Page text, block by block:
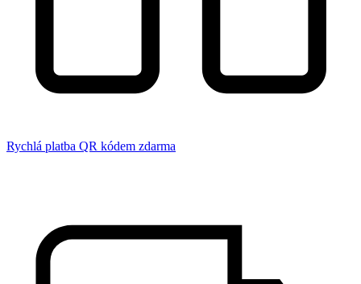
Rychlá platba QR kódem zdarma